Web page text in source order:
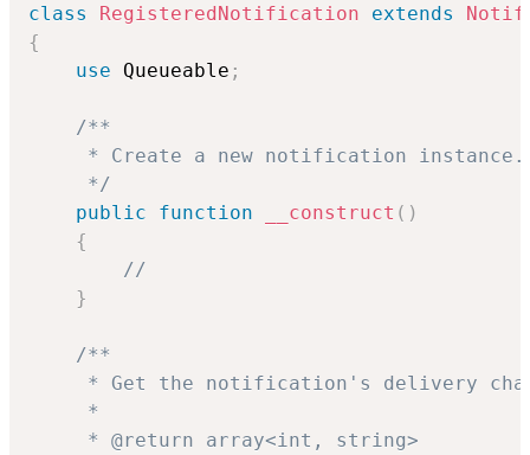
class RegisteredNotification extends
{
use
Queueable ;
/**
     * Create a new notification instance.
     */
public
function __construct ( )
{
//
}
/**
* Get the notification's delivery
     *
     * @return array<int, string>